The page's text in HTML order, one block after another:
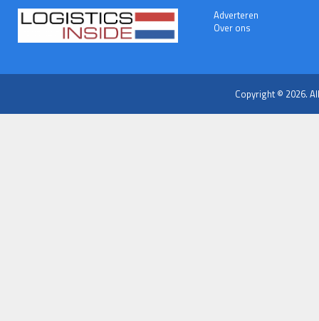
Adverteren
Over ons
Copyright © 2026.